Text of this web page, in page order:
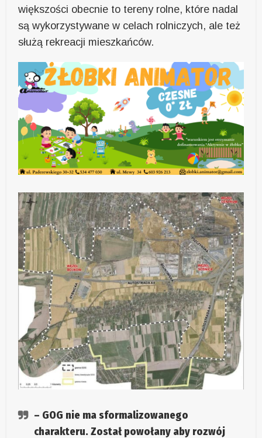
większości obecnie to tereny rolne, które nadal
są wykorzystywane w celach rolniczych, ale też
służą rekreacji mieszkańców.
– GOG nie ma sformalizowanego
charakteru. Został powołany aby rozwój